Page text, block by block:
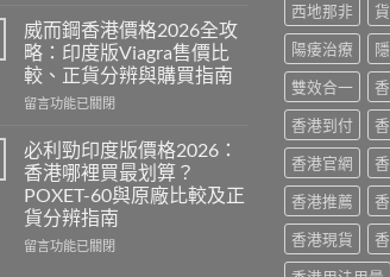
效
2026：
成
分、
效
用
法
與
香
港
購
P-
Force
評
價
2026：
度
雙
效
偉
哥
效
威而鋼香港價格2026全攻
略：印度版Viagra售價比
較、正貨分辨與購買指南
在
而
鋼
香
港
價
格
留言功能已關閉
必利勁印度版價格2026：
香港哪裡買最划算？
POXET-60與原廠比較及正
貨分辨指南
在
留言功能已關閉
西地那非
陽痿治療
雙效合一
香港到付
香港官網
香港推薦
香港現貨